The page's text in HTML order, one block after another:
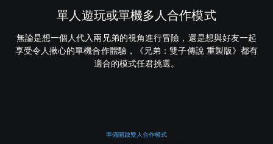
單人遊玩或單機多人合作模式
無論是想一個人代入兩兄弟的視角進行冒險，還是想與好友一起
享受令人揪心的單機合作體驗，《兄弟：雙子傳說 重製版》都有
適合的模式任君挑選。
準備開啟雙人合作模式